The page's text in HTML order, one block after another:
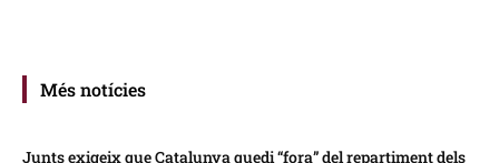
Més notícies
Junts exigeix que Catalunya quedi “fora” del repartiment dels